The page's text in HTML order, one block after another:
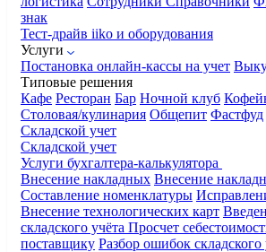
знак
Тест-драйв iiko и оборудования
Услуги
Постановка онлайн-кассы на учет
Типовые решения
Кафе Ресторан Бар Ночной клуб
Столовая/кулинария Общепит Фастфуд
Складской учет
Складской учет
Услуги бухгалтера-калькулятора
Внесение накладных Внесение
Составление номенклатуры
Внесение технологических карт
складского учёта Просчет
поставщику Разбор ошибок складского